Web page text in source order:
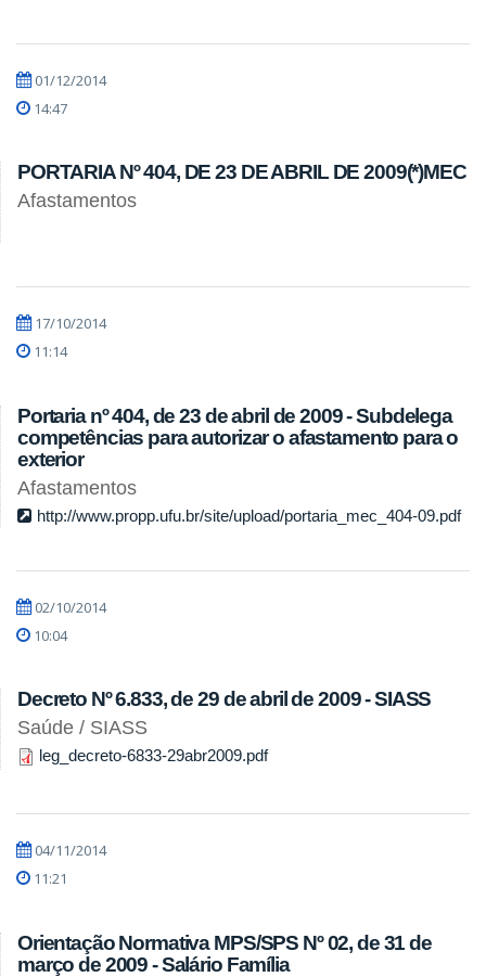
01/12/2014
14:47
PORTARIA Nº 404, DE 23 DE ABRIL DE 2009(*)MEC
Afastamentos
17/10/2014
11:14
Portaria nº 404, de 23 de abril de 2009 - Subdelega
competências para autorizar o afastamento para o
exterior
Afastamentos
http://www.propp.ufu.br/site/upload/portaria_mec_404-09.pdf
02/10/2014
10:04
Decreto Nº 6.833, de 29 de abril de 2009 - SIASS
Saúde / SIASS
leg_decreto-6833-29abr2009.pdf
04/11/2014
11:21
Orientação Normativa MPS/SPS Nº 02, de 31 de
março de 2009 - Salário Família